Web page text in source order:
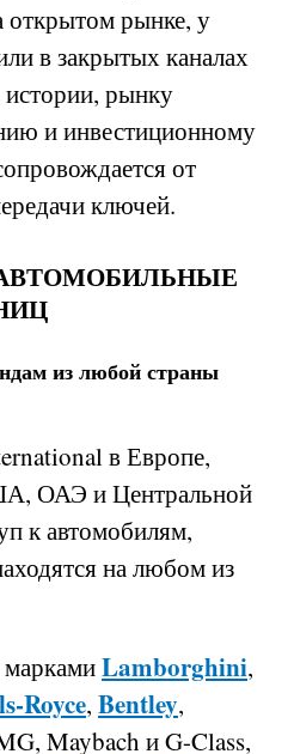
открытом рынке, у
в закрытых каналах
рынку
и инвестиционному
от
ключей.
из любой страны
в Европе,
ОАЭ и Центральной
к автомобилям,
на любом из
маркамиLamborghini,
Royce, Bentley,
Maybach и G-Class,